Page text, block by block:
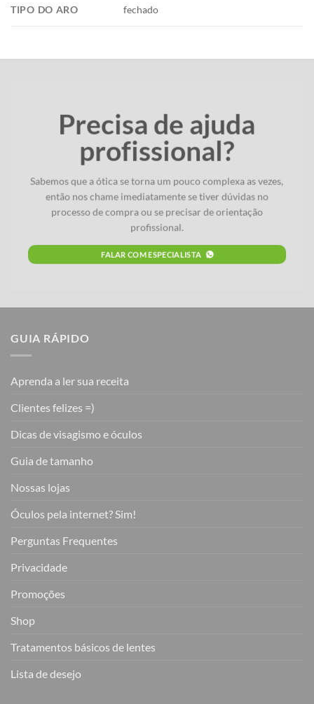
TIPO DO ARO fechado
Precisa de ajuda
profissional?
Sabemos que a ótica se torna um pouco complexa as vezes,
então nos chame imediatamente se tiver dúvidas no
processo de compra ou se precisar de orientação
profissional.
FALAR COM ESPECIALISTA
GUIA RÁPIDO
Aprenda a ler sua receita
Clientes felizes =)
Dicas de visagismo e óculos
Guia de tamanho
Nossas lojas
Óculos pela internet? Sim!
Perguntas Frequentes
Privacidade
Promoções
Shop
Tratamentos básicos de lentes
Lista de desejo